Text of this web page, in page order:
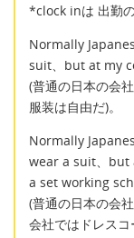
*clock inは 出勤
Normally
suit、but at my
(普通の日本の会
服装は自由だ)。
Normally
wear a suit、but
a set working
(普通の日本の会
会社ではドレスコ